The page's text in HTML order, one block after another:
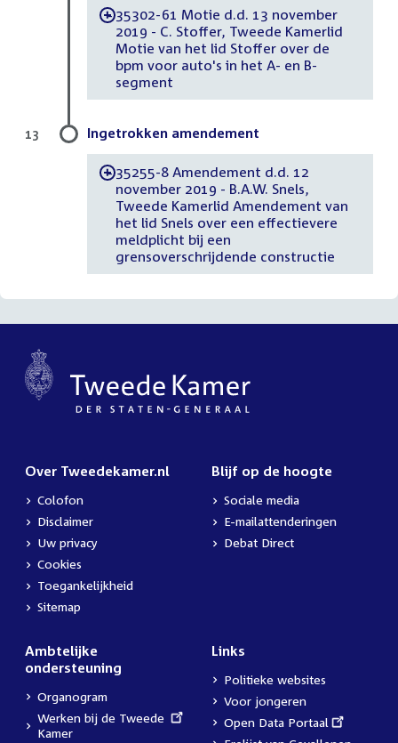
-35302-61 Motie d.d. 13 november
2019 - C. Stoffer, Tweede Kamerlid
Motie van het lid Stoffer over de
bpm voor auto's in het A- en B-
segment
Ingetrokken amendement
-35255-8 Amendement d.d. 12
november 2019 - B.A.W. Snels,
Tweede Kamerlid Amendement van
het lid Snels over een effectievere
meldplicht bij een
grensoverschrijdende constructie
13
Over Tweedekamer.nl
Colofon
Disclaimer
Uw privacy
Cookies
Toegankelijkheid
Sitemap
Blijf op de hoogte
Sociale media
E-mailattenderingen
Debat Direct
Ambtelijke
ondersteuning
Organogram
External
link:
Werken bij de Tweede
Kamer
Links
Politieke websites
Voor jongeren
External
link:
Open Data Portaal